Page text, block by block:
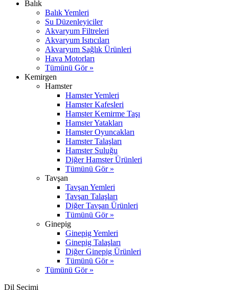
Balık
Balık Yemleri
Su Düzenleyiciler
Akvaryum Filtreleri
Akvaryum Isıtıcıları
Akvaryum Sağlık Ürünleri
Hava Motorları
Tümünü Gör »
Kemirgen
Hamster
Hamster Yemleri
Hamster Kafesleri
Hamster Kemirme Taşı
Hamster Yatakları
Hamster Oyuncakları
Hamster Talaşları
Hamster Suluğu
Diğer Hamster Ürünleri
Tümünü Gör »
Tavşan
Tavşan Yemleri
Tavşan Talaşları
Diğer Tavşan Ürünleri
Tümünü Gör »
Ginepig
Ginepig Yemleri
Ginepig Talaşları
Diğer Ginepig Ürünleri
Tümünü Gör »
Tümünü Gör »
Dil Seçimi